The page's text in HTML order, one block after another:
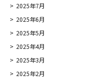
2025年7月
2025年6月
2025年5月
2025年4月
2025年3月
2025年2月